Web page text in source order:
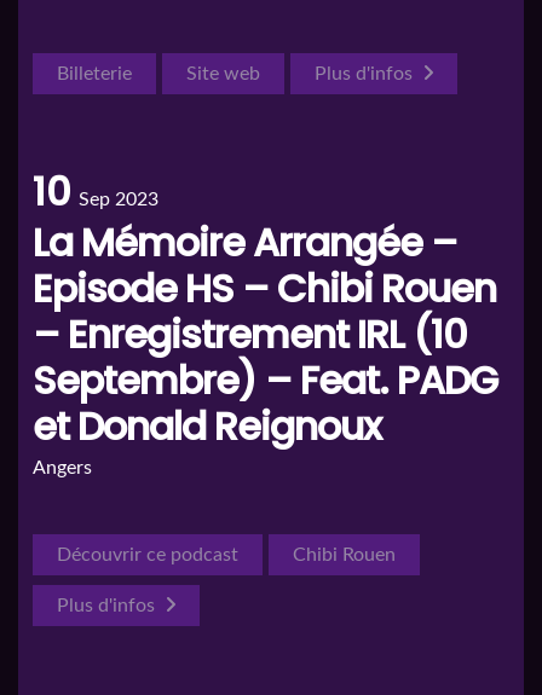
Billeterie Site web Plus d'infos
10 Sep 2023
La Mémoire Arrangée –
Episode HS – Chibi Rouen
– Enregistrement IRL (10
Septembre) – Feat. PADG
et Donald Reignoux
Angers
Découvrir ce podcast Chibi Rouen
Plus d'infos